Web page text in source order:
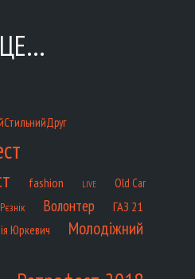
fashion LIVE
Old Car
Волонтер ГАЗ 21
Юркевич
Молодіжний